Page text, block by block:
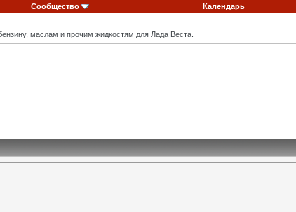
Сообщество Календарь
маслам и прочим жидкостям для Лада Веста.